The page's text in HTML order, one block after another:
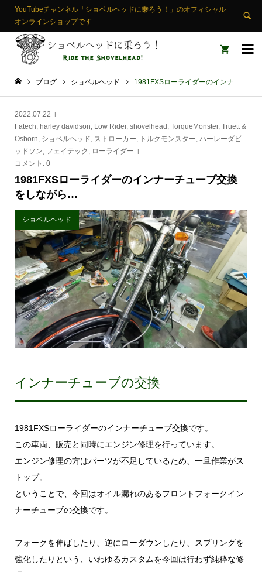
YouTubeチャンネル「ショベルヘッドに乗ろう！」のオフィシャル
オンラインショップです


ブログ ショベルヘッド 1981FXSローライダーのインナーチューブ交換をしながら…
2022.07.22
Fatech, harley davidson, Low Rider, shovelhead , TorqueMonster, Truett &
Osborn, ショベルヘッド, ストローカー, トルクモンスター, ハーレーダビ
ッドソン, フェイテック , ローライダー
コメント: 0
1981FXSローライダーのインナーチューブ交換
をしながら…
ショベルヘッド
インナーチューブの交換
1981FXSローライダーのインナーチューブ交換です。
この車両、販売と同時にエンジン修理を行っています。
エンジン修理の方はパーツが不足しているため、一旦作業がス
トップ。
ということで、今回はオイル漏れのあるフロントフォークイン
ナーチューブの交換です。
フォークを伸ばしたり、逆にローダウンしたり、スプリングを
強化したりという、いわゆるカスタムを今回は行わず純粋な修